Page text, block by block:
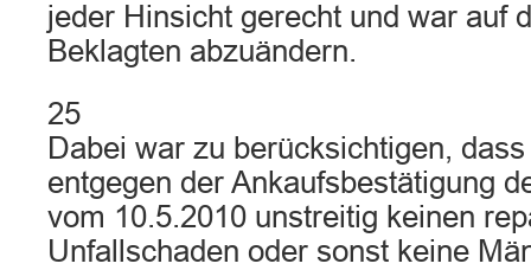
jeder Hinsicht gerecht und war auf
Beklagten abzuändern.
25
Dabei war zu berücksichtigen,
entgegen der Ankaufsbestätigung
vom 10.5.2010 unstreitig keinen
Unfallschaden oder sonst keine